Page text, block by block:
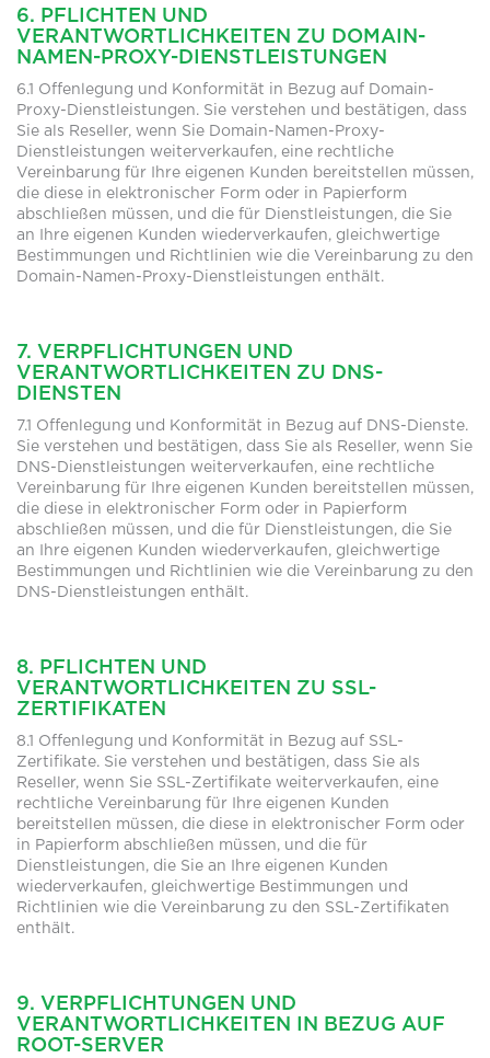
6. PFLICHTEN UND
VERANTWORTLICHKEITEN ZU DOMAIN-
NAMEN-PROXY-DIENSTLEISTUNGEN
6.1 Offenlegung und Konformität in Bezug auf Domain-
Proxy-Dienstleistungen. Sie verstehen und bestätigen, dass
Sie als Reseller, wenn Sie Domain-Namen-Proxy-
Dienstleistungen weiterverkaufen, eine rechtliche
Vereinbarung für Ihre eigenen Kunden bereitstellen müssen,
die diese in elektronischer Form oder in Papierform
abschließen müssen, und die für Dienstleistungen, die Sie
an Ihre eigenen Kunden wiederverkaufen, gleichwertige
Bestimmungen und Richtlinien wie die Vereinbarung zu den
Domain-Namen-Proxy-Dienstleistungen enthält.
7. VERPFLICHTUNGEN UND
VERANTWORTLICHKEITEN ZU DNS-
DIENSTEN
7.1 Offenlegung und Konformität in Bezug auf DNS-Dienste.
Sie verstehen und bestätigen, dass Sie als Reseller, wenn Sie
DNS-Dienstleistungen weiterverkaufen, eine rechtliche
Vereinbarung für Ihre eigenen Kunden bereitstellen müssen,
die diese in elektronischer Form oder in Papierform
abschließen müssen, und die für Dienstleistungen, die Sie
an Ihre eigenen Kunden wiederverkaufen, gleichwertige
Bestimmungen und Richtlinien wie die Vereinbarung zu den
DNS-Dienstleistungen enthält.
8. PFLICHTEN UND
VERANTWORTLICHKEITEN ZU SSL-
ZERTIFIKATEN
8.1 Offenlegung und Konformität in Bezug auf SSL-
Zertifikate. Sie verstehen und bestätigen, dass Sie als
Reseller, wenn Sie SSL-Zertifikate weiterverkaufen, eine
rechtliche Vereinbarung für Ihre eigenen Kunden
bereitstellen müssen, die diese in elektronischer Form oder
in Papierform abschließen müssen, und die für
Dienstleistungen, die Sie an Ihre eigenen Kunden
wiederverkaufen, gleichwertige Bestimmungen und
Richtlinien wie die Vereinbarung zu den SSL-Zertifikaten
enthält.
9. VERPFLICHTUNGEN UND
VERANTWORTLICHKEITEN IN BEZUG AUF
ROOT-SERVER